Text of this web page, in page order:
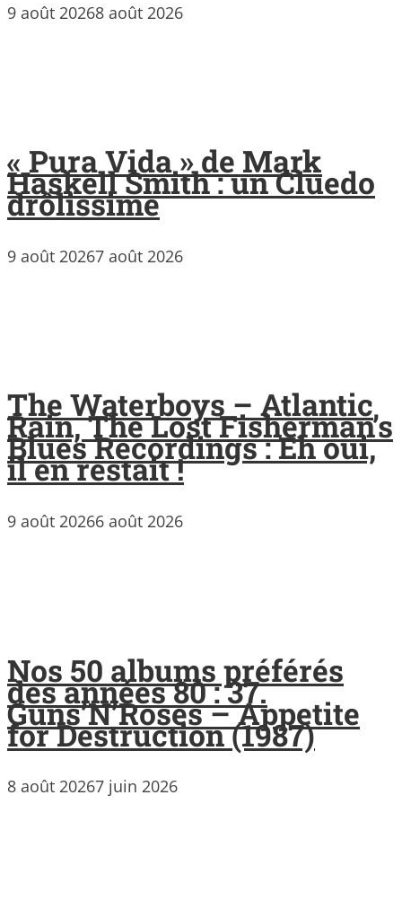
9 août 20268 août 2026
« Pura Vida » de Mark
Haskell Smith : un Cluedo
drôlissime
9 août 20267 août 2026
The Waterboys – Atlantic
Rain, The Lost Fisherman’s
Blues Recordings : Eh oui,
il en restait !
9 août 20266 août 2026
Nos 50 albums préférés
des années 80 : 37.
Guns’N’Roses – Appetite
for Destruction (1987)
8 août 20267 juin 2026